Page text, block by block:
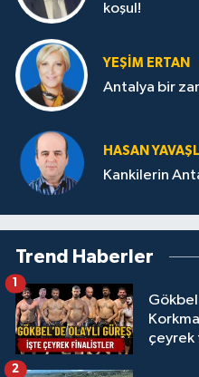
koşul!
YEŞIM ERTAN
Antalya bir
HASAN
Kankilerin
Trend Haberler
çeyrek
1
2